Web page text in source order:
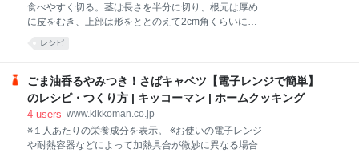
食べやすく切る。茎は長さを半分に切り、根元は厚め
に皮をむき、上部は形をととのえて2cm角くらいに切
レシピ
ごま油香るやみつき！さばキャベツ【電子レンジで簡単】
のレシピ・つくり方 | キッコーマン | ホームクッキング
4 users www.kikkoman.co.jp
※１人あたりの栄養成分を表示。 ※お使いの電子レンジ
や耐熱容器などによって加熱具合が微妙に異なる場合